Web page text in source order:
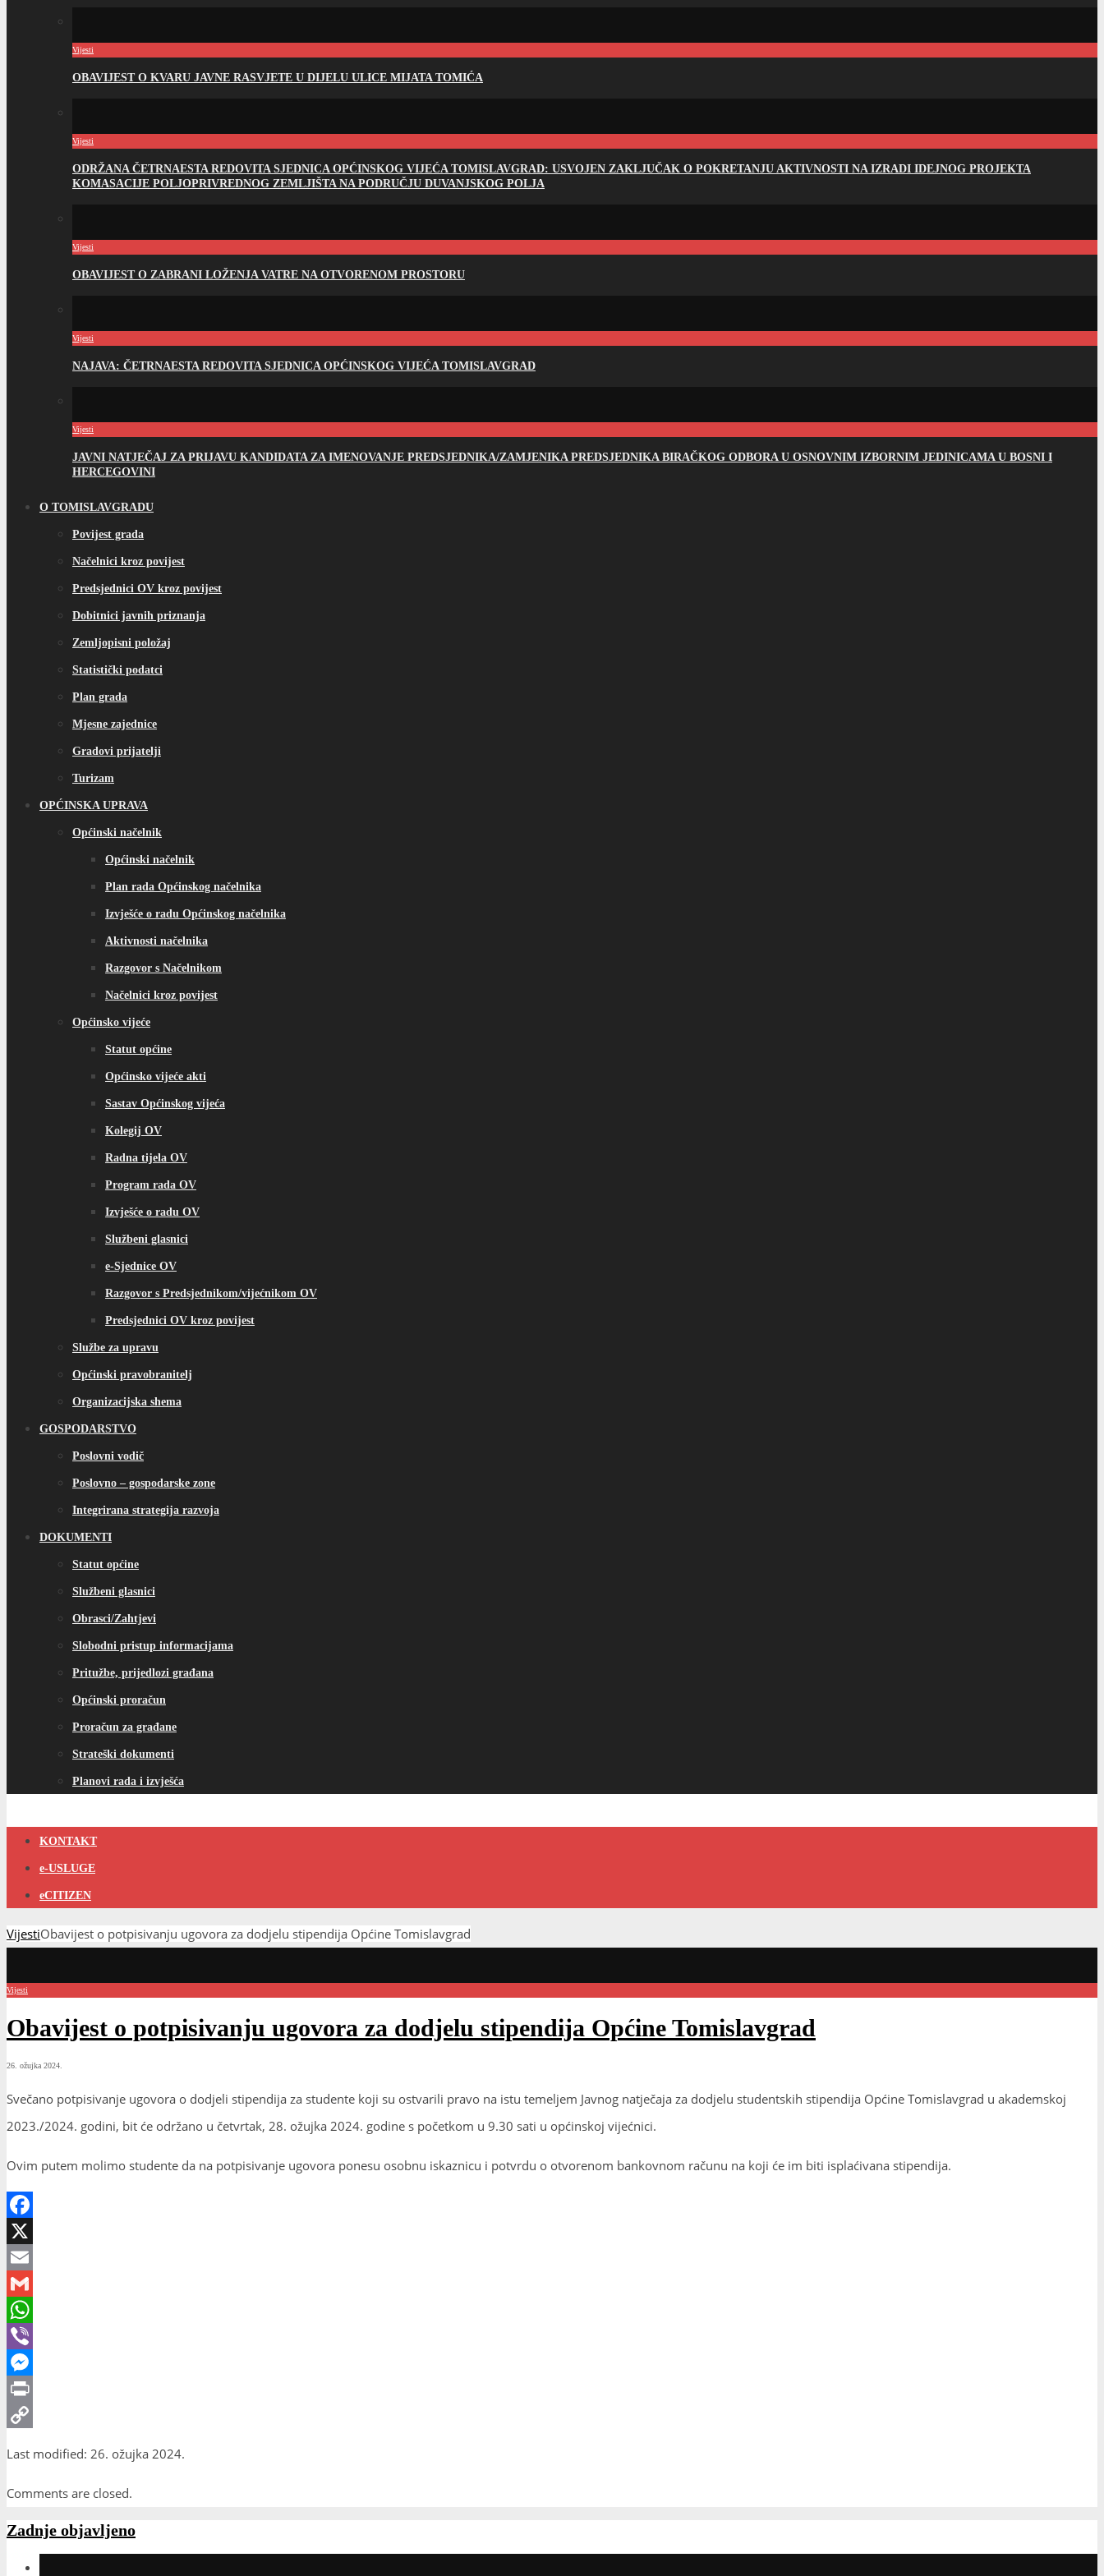
Vijesti
OBAVIJEST O KVARU JAVNE RASVJETE U DIJELU ULICE MIJATA TOMIĆA
Vijesti
ODRŽANA ČETRNAESTA REDOVITA SJEDNICA OPĆINSKOG VIJEĆA TOMISLAVGRAD: USVOJEN ZAKLJUČAK O POKRETANJU AKTIVNOSTI NA IZRADI IDEJNOG PROJEKTA
KOMASACIJE POLJOPRIVREDNOG ZEMLJIŠTA NA PODRUČJU DUVANJSKOG POLJA
Vijesti
OBAVIJEST O ZABRANI LOŽENJA VATRE NA OTVORENOM PROSTORU
Vijesti
NAJAVA: ČETRNAESTA REDOVITA SJEDNICA OPĆINSKOG VIJEĆA TOMISLAVGRAD
Vijesti
JAVNI NATJEČAJ ZA PRIJAVU KANDIDATA ZA IMENOVANJE PREDSJEDNIKA/ZAMJENIKA PREDSJEDNIKA BIRAČKOG ODBORA U OSNOVNIM IZBORNIM JEDINICAMA U BOSNI I
HERCEGOVINI
O TOMISLAVGRADU
Povijest grada
Načelnici kroz povijest
Predsjednici OV kroz povijest
Dobitnici javnih priznanja
Zemljopisni položaj
Statistički podatci
Plan grada
Mjesne zajednice
Gradovi prijatelji
Turizam
OPĆINSKA UPRAVA
Općinski načelnik
Općinski načelnik
Plan rada Općinskog načelnika
Izvješće o radu Općinskog načelnika
Aktivnosti načelnika
Razgovor s Načelnikom
Načelnici kroz povijest
Općinsko vijeće
Statut općine
Općinsko vijeće akti
Sastav Općinskog vijeća
Kolegij OV
Radna tijela OV
Program rada OV
Izvješće o radu OV
Službeni glasnici
e-Sjednice OV
Razgovor s Predsjednikom/vijećnikom OV
Predsjednici OV kroz povijest
Službe za upravu
Općinski pravobranitelj
Organizacijska shema
GOSPODARSTVO
Poslovni vodič
Poslovno – gospodarske zone
Integrirana strategija razvoja
DOKUMENTI
Statut općine
Službeni glasnici
Obrasci/Zahtjevi
Slobodni pristup informacijama
Pritužbe, prijedlozi građana
Općinski proračun
Proračun za građane
Strateški dokumenti
Planovi rada i izvješća
KONTAKT
e-USLUGE
eCITIZEN
VijestiObavijest o potpisivanju ugovora za dodjelu stipendija Općine Tomislavgrad
Vijesti
Obavijest o potpisivanju ugovora za dodjelu stipendija Općine Tomislavgrad
26. ožujka 2024.
Svečano potpisivanje ugovora o dodjeli stipendija za studente koji su ostvarili pravo na istu temeljem Javnog natječaja za dodjelu studentskih stipendija Općine Tomislavgrad u akademskoj
2023./2024. godini, bit će održano u četvrtak, 28. ožujka 2024. godine s početkom u 9.30 sati u općinskoj vijećnici.
Ovim putem molimo studente da na potpisivanje ugovora ponesu osobnu iskaznicu i potvrdu o otvorenom bankovnom računu na koji će im biti isplaćivana stipendija.
Facebook
X
Email
Gmail
WhatsApp
Viber
Messenger
Print
Last modified: 26. ožujka 2024.
Comments are closed.
Zadnje objavljeno